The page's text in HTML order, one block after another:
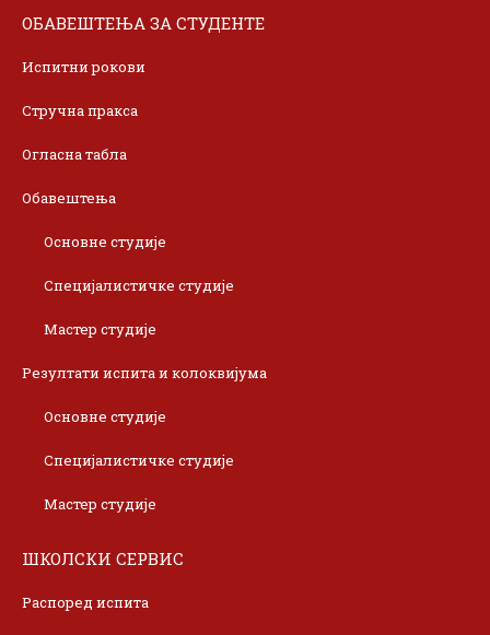
ОБАВЕШТЕЊА ЗА СТУДЕНТЕ
Испитни рокови
Стручна пракса
Огласна табла
Обавештења
Основне студије
Специјалистичке студије
Мастер студије
Резултати испита и колоквијума
Основне студије
Специјалистичке студије
Мастер студије
ШКОЛСКИ СЕРВИС
Распоред испита